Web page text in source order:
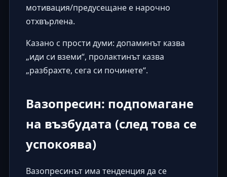
мотивация/предусещане е нарочно
отхвърлена.
Казано с прости думи: допаминът казва
„иди си вземи“, пролактинът казва
„разбрахте, сега си починете“.
Вазопресин: подпомагане
на възбудата (след това се
успокоява)
Вазопресинът има тенденция да се